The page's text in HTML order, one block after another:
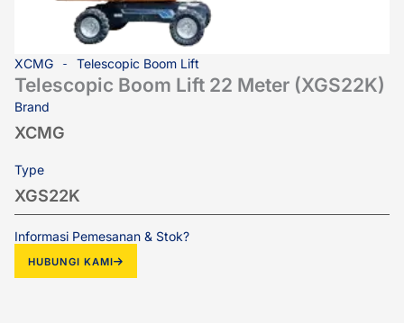
XCMG Telescopic Boom Lift
Telescopic Boom Lift 22 Meter (XGS22K)
Brand
XCMG
Type
XGS22K
Informasi Pemesanan & Stok?
HUBUNGI KAMI